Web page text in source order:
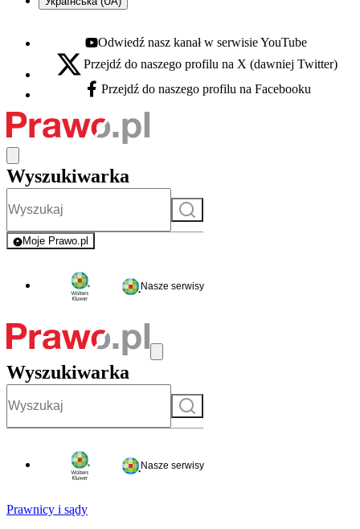
Youtube - otwiera się w nowej karcie
Odwiedź nasz kanał w serwisie YouTube
X - otwiera się w nowej karcie
Przejdź do naszego profilu na X (dawniej Twitter)
Facebook - otwiera się w nowej karcie
Przejdź do naszego profilu na Facebooku
Wyszukiwarka
Szukaj
Moje Prawo.pl
- rejestracja i logowanie do serwisu
Nasze serwisy
Wyszukiwarka
Szukaj
Nasze serwisy
Prawnicy i sądy